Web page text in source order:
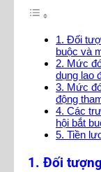
1. Đối
buộc và
2. Mức
dụng lao
3. Mức
động
4. Các
hội bắt
5. Tiền
1. Đối